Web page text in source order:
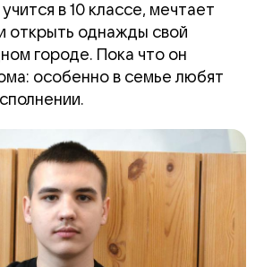
в 10 классе, мечтает
открыть однажды свой
городе. Пока что он
особенно в семье любят